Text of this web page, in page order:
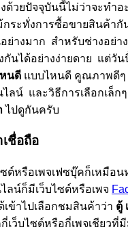
งด้วยปัจจุบันนี้ไม่ว่าจะทำอ
กระทั่งการซื้อขายสินค้า
ย่างมาก สำหรับช่างอย่า
กันได้อย่างง่ายดาย แต่วัน
นดี แบบไหนดี คูณภาพดี
ลน์ และวิธีการเลือกเล็ก
ไปดูกันครับ
ชื่อถือ
ซต์หรือเพจเฟซบุ๊คก็เหมือ
ลน์ก็มีเว็บไซต์หรือเพจ
เข้าไปเลือกชมสินค้าว่า ตู้
เว็บไซต์หรือกี่เพจเชียวที่